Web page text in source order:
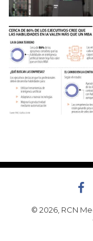
© 2026, RCN